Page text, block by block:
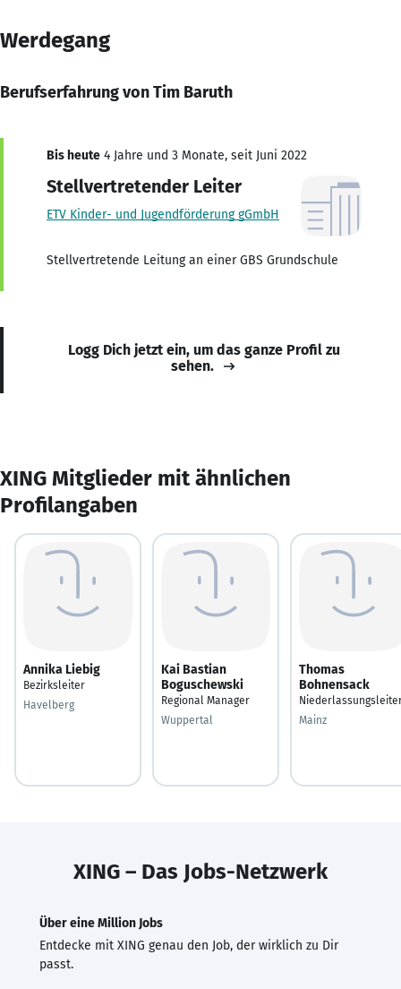
Werdegang
Berufserfahrung von Tim Baruth
Bis heute 4 Jahre und 3 Monate, seit Juni 2022
Stellvertretender Leiter
ETV Kinder- und Jugendförderung gGmbH
Stellvertretende Leitung an einer GBS Grundschule
Logg Dich jetzt ein, um das ganze Profil zu
sehen.
XING Mitglieder mit ähnlichen
Profilangaben
Annika Liebig
Bezirksleiter
Havelberg
Kai Bastian
Boguschewski
Regional Manager
Wuppertal
Thomas
Bohnensack
Mainz
XING – Das Jobs-Netzwerk
Über eine Million Jobs
Entdecke mit XING genau den Job, der wirklich zu Dir
passt.